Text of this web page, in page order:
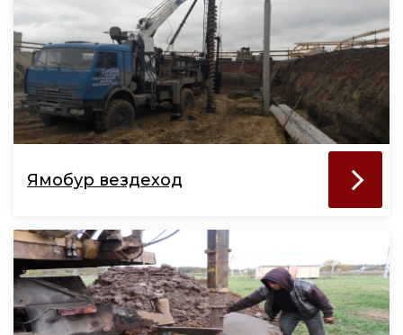
Ямобур вездеход